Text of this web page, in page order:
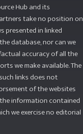
Hub and its
take no position on
presented in linked
database, nor can we
accuracy of all the
we make available. The
links does not
of the websites
information contained
we exercise no editorial